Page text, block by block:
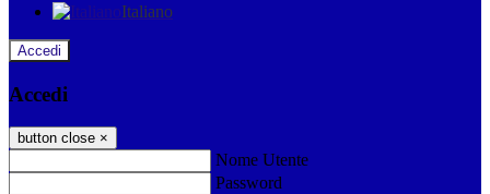
Italiano
Accedi
Accedi
button close ×
Nome Utente
Password